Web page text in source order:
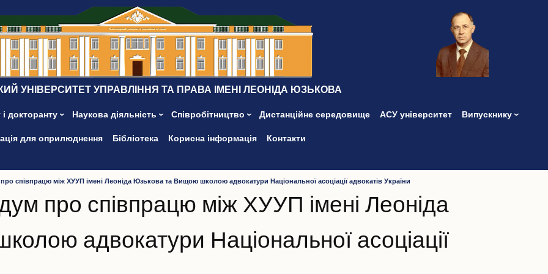
УНІВЕРСИТЕТ УПРАВЛІННЯ ТА ПРАВА ІМЕНІ ЛЕОНІДА ЮЗЬКОВА
докторанту Наукова діяльність Співробітництво Дистанційне середовище АСУ університет
Випускнику
для оприлюднення
Бібліотека Корисна інформація Контакти
співпрацю між ХУУП імені Леоніда Юзькова та Вищою школою адвокатури Національної асоціації адвокатів України
про співпрацю між ХУУП імені Леоніда
адвокатури Національної асоціації